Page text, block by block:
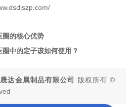
圈的核心优势
中的定子该如何使用？
达金属制品有限公司
版权所有 ©